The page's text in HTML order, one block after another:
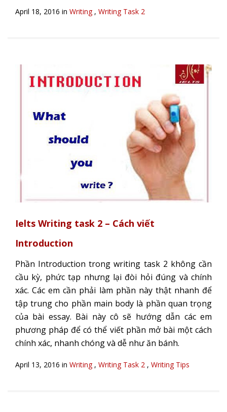
April 18, 2016 in Writing, Writing Task 2
Ielts Writing task 2 – Cách viết
Introduction
Phần Introduction trong writing task 2 không cần
cầu kỳ, phức tạp nhưng lại đòi hỏi đúng và chính
xác. Các em cần phải làm phần này thật nhanh để
tập trung cho phần main body là phần quan trọng
của bài essay. Bài này cô sẽ hướng dẫn các em
phương pháp để có thể viết phần mở bài một cách
chính xác, nhanh chóng và dễ như ăn bánh.
April 13, 2016 in Writing, Writing Task 2 , Writing Tips